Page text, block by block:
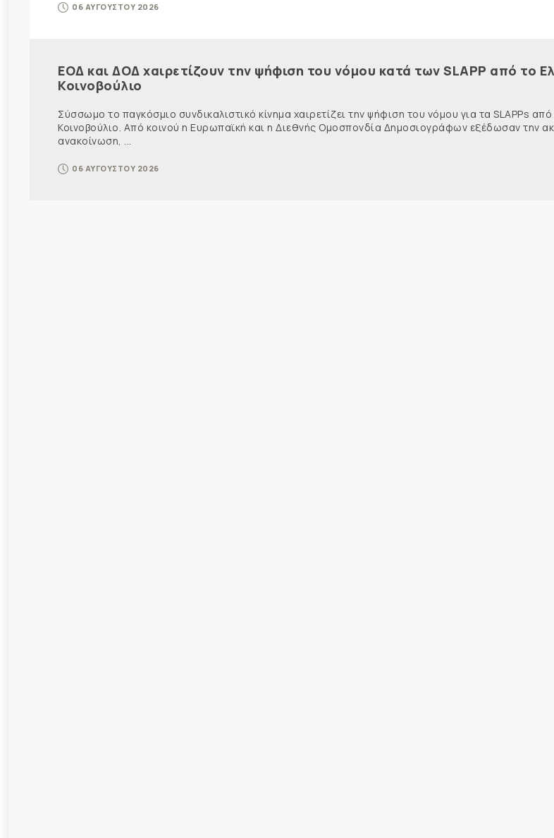
06 ΑΥΓΟΥΣΤΟΥ 2026
ΕΟΔ και ΔΟΔ χαιρετίζουν την ψήφιση του νόμου κατά των SLAPP από το
Κοινοβούλιο
Σύσσωμο το παγκόσμιο συνδικαλιστικό κίνημα χαιρετίζει την ψήφιση του νόμου για τα SLAPPs από
Κοινοβούλιο. Από κοινού η Ευρωπαϊκή και η Διεθνής Ομοσπονδία Δημοσιογράφων εξέδωσαν την
ανακοίνωση, ...
06 ΑΥΓΟΥΣΤΟΥ 2026